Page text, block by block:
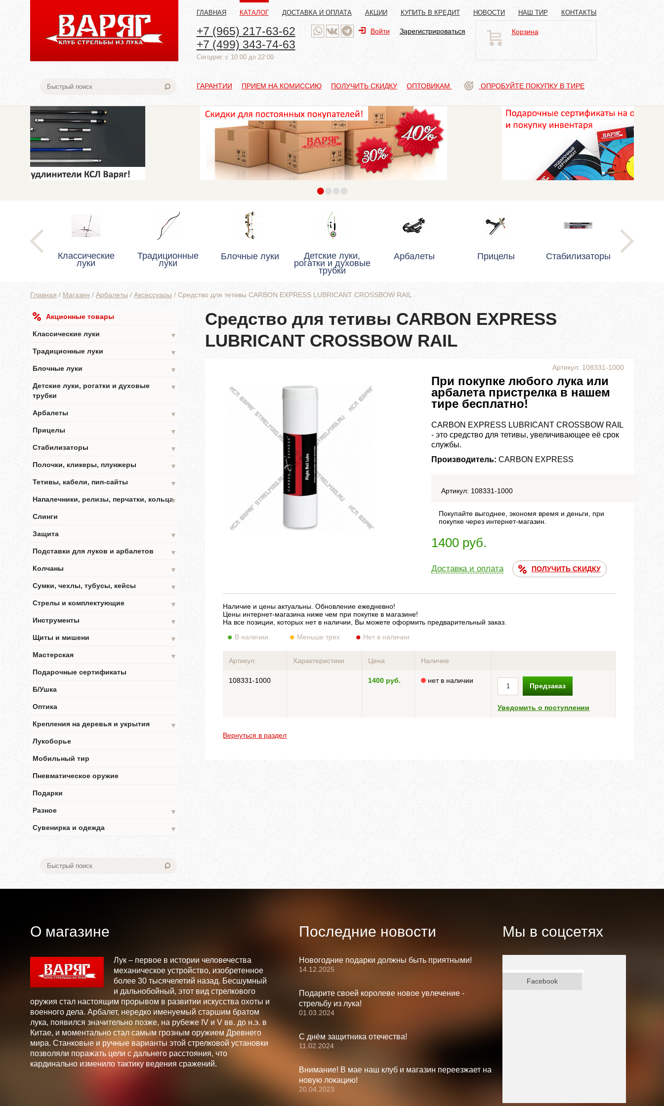
ГЛАВНАЯ КАТАЛОГ ДОСТАВКА И ОПЛАТА АКЦИИ КУПИТЬ В КРЕДИТ НОВОСТИ НАШ ТИР КОНТАКТЫ
+7 (965) 217-63-62
+7 (499) 343-74-63
Cегодня: с 10:00 до 22:00
Войти Зарегистрироваться Корзина
ГАРАНТИИ ПРИЕМ НА КОМИССИЮ ПОЛУЧИТЬ СКИДКУ ОПТОВИКАМ ОПРОБУЙТЕ ПОКУПКУ В ТИРЕ
••••
Классические
луки
Традиционные
луки
Блочные луки Детские луки,
рогатки и духовые
трубки
Арбалеты Прицелы Стабилизаторы
Главная / Магазин / Арбалеты / Аксессуары / Средство для тетивы CARBON EXPRESS LUBRICANT CROSSBOW RAIL
Акционные товары
Классические луки
▼
Традиционные луки
▼
Блочные луки
▼
Детские луки, рогатки и духовые
трубки
▼
Арбалеты
▼
Прицелы
▼
Стабилизаторы
▼
Полочки, кликеры, плунжеры
▼
Тетивы, кабели, пип-сайты
▼
Напалечники, релизы, перчатки, кольца▼
Слинги
Защита
▼
Подставки для луков и арбалетов
▼
Колчаны
▼
Сумки, чехлы, тубусы, кейсы
▼
Стрелы и комплектующие
▼
Инструменты
▼
Щиты и мишени
▼
Мастерская
▼
Подарочные сертификаты
Б/Ушка
Оптика
Крепления на деревья и укрытия
▼
Лукоборье
Мобильный тир
Пневматическое оружие
Подарки
Разное
▼
Сувенирка и одежда
▼
Средство для тетивы CARBON EXPRESS
LUBRICANT CROSSBOW RAIL
Артикул: 108331-1000
При покупке любого лука или
арбалета пристрелка в нашем
тире бесплатно!
CARBON EXPRESS LUBRICANT CROSSBOW RAIL
- это средство для тетивы, увеличивающее её срок
службы.
Производитель: CARBON EXPRESS
Артикул: 108331-1000
Покупайте выгоднее, экономя время и деньги, при
покупке через интернет-магазин.
1400 руб.
Доставка и оплата ПОЛУЧИТЬ СКИДКУ
Наличие и цены актуальны. Обновление ежедневно!
Цены интернет-магазина ниже чем при покупке в магазине!
На все позиции, которых нет в наличии, Вы можете оформить предварительный заказ.
В наличии
Меньше трех Нет в наличии
Артикул Характеристики Цена Наличие
108331-1000 1400 руб. нет в наличии
Предзаказ
Уведомить о поступлении
Вернуться в раздел
О магазине
Лук – первое в истории человечества
механическое устройство, изобретенное
более 30 тысячелетий назад. Бесшумный
и дальнобойный, этот вид стрелкового
оружия стал настоящим прорывом в развитии искусства охоты и
военного дела. Арбалет, нередко именуемый старшим братом
лука, появился значительно позже, на рубеже IV и V вв. до н.э. в
Китае, и моментально стал самым грозным оружием Древнего
мира. Станковые и ручные варианты этой стрелковой установки
позволяли поражать цели с дальнего расстояния, что
кардинально изменило тактику ведения сражений.
Последние новости
Новогодние подарки должны быть приятными!
14.12.2025
Подарите своей королеве новое увлечение -
стрельбу из лука!
01.03.2024
С днём защитника отечества!
11.02.2024
Внимание! В мае наш клуб и магазин переезжает на
новую локацию!
20.04.2023
Мы в соцсетях
Facebook